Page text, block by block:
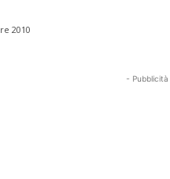
2010
- Pubblicità